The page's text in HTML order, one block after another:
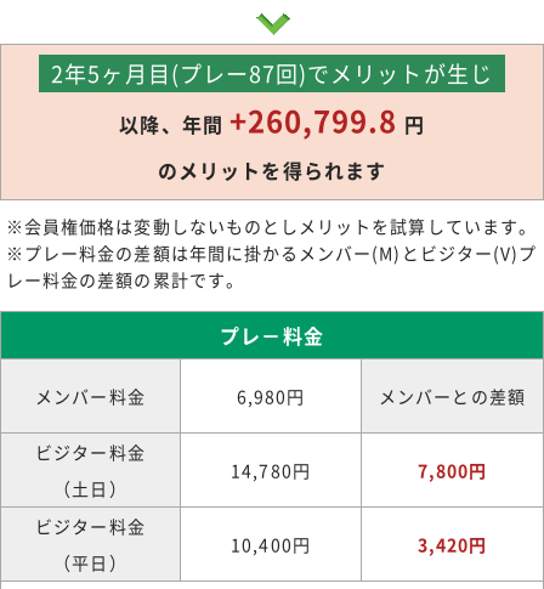
2年5ヶ月目(プレー87回)でメリットが生じ
以降、年間 +260,799.8 円
のメリットを得られます
※会員権価格は変動しないものとしメリットを試算しています。
※プレー料金の差額は年間に掛かるメンバー(M)とビジター(V)プ
レー料金の差額の累計です。
プレ－料金
メンバー料金 6,980円 メンバーとの差額
ビジター料金
（土日）
14,780円 7,800円
ビジター料金
（平日）
10,400円 3,420円